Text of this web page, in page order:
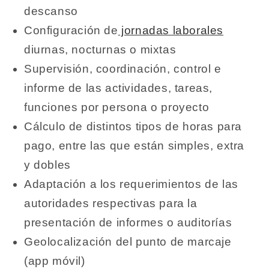
descanso
Configuración de jornadas laborales
diurnas, nocturnas o mixtas
Supervisión, coordinación, control e
informe de las actividades, tareas,
funciones por persona o proyecto
Cálculo de distintos tipos de horas para
pago, entre las que están simples, extra
y dobles
Adaptación a los requerimientos de las
autoridades respectivas para la
presentación de informes o auditorías
Geolocalización del punto de marcaje
(app móvil)